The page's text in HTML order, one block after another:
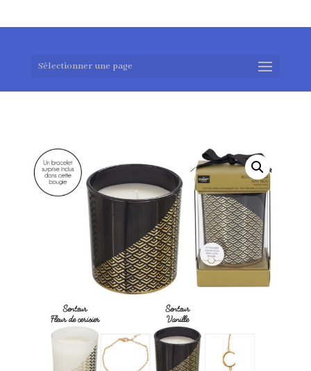
Sélectionner une page